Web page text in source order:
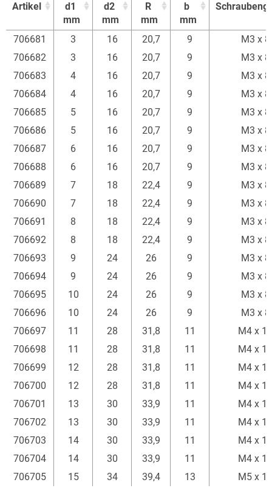
Artikel
d1
mm
d2
mm
R
mm
b
mm
Artikel
d1
d2
R
b
706681 3 16 20,7 9
M3 x 8
706682
3 16 20,7 9
M3 x 8
706683
4 16 20,7 9
M3 x 8
706684
4 16 20,7 9
M3 x 8
706685
5 16 20,7 9
M3 x 8
706686
5 16 20,7 9
M3 x 8
706687
6 16 20,7 9
M3 x 8
706688
6 16 20,7 9
M3 x 8
706689
7 18 22,4 9
M3 x 8
706690
7 18 22,4 9
M3 x 8
706691
8 18 22,4 9
M3 x 8
706692
8 18 22,4 9
M3 x 8
706693
9 24 26 9
M3 x 8
706694
9 24 26 9
M3 x 8
706695
10 24 26 9
M3 x 8
706696
10 24 26 9
M3 x 8
706697
11 28 31,8 11
M4 x 12
706698
11 28 31,8 11
M4 x 12
706699
12 28 31,8 11
M4 x 12
706700
12 28 31,8 11
M4 x 12
706701
13 30 33,9 11
M4 x 12
706702
13 30 33,9 11
M4 x 12
706703
14 30 33,9 11
M4 x 12
706704
14 30 33,9 11
M4 x 12
706705
15 34 39,4 13 M5 x 14